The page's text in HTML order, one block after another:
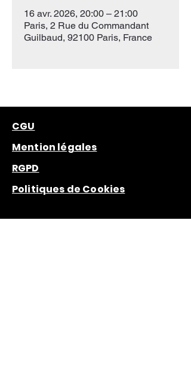
16 avr. 2026, 20:00 – 21:00
Paris, 2 Rue du Commandant
Guilbaud, 92100 Paris, France
CGU
Mention légales
RGPD
Politiques de Cookies